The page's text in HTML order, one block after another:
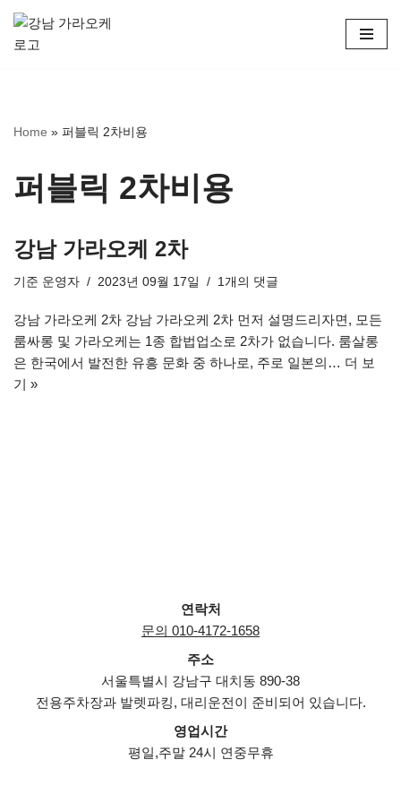
콘
건
뛰
기
Home » 퍼블릭 2차비용
퍼블릭 2차비용
강남 가라오케 2차
기준 운영자 2023년 09월 17일 1개의 댓글
강남 가라오케 2차 강남 가라오케 2차 먼저 설명드리자면, 모든
룸싸롱 및 가라오케는 1종 합법업소로 2차가 없습니다. 룸살롱
은 한국에서 발전한 유흥 문화 중 하나로, 주로 일본의… 더 보
기 »
연락처
문의 010-4172-1658
주소
서울특별시 강남구 대치동 890-38
전용주차장과 발렛파킹, 대리운전이 준비되어 있습니다.
영업시간
평일,주말 24시 연중무휴